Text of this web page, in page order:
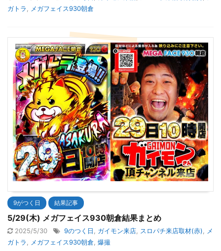
ガトラ
メガフェイス930朝倉
9がつく日 結果記事
5/29(木) メガフェイス930朝倉結果まとめ
2025/5/30 9のつく日 ガイモン来店 スロパチ来店取材(赤)
メ
ガトラ
メガフェイス930朝倉 爆撮